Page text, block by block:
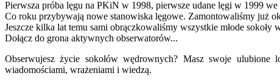
Pierwsza próba lęgu na PKiN w 1998, pierwsze udane lęgi w 1999
Co roku przybywają nowe stanowiska lęgowe. Zamontowaliśmy już
Jeszcze kilka lat temu sami obrączkowaliśmy wszystkie młode
Dołącz do grona aktywnych obserwatorów...
Obserwujesz życie sokołów wędrownych? Masz swoje
wiadomościami, wrażeniami i wiedzą.